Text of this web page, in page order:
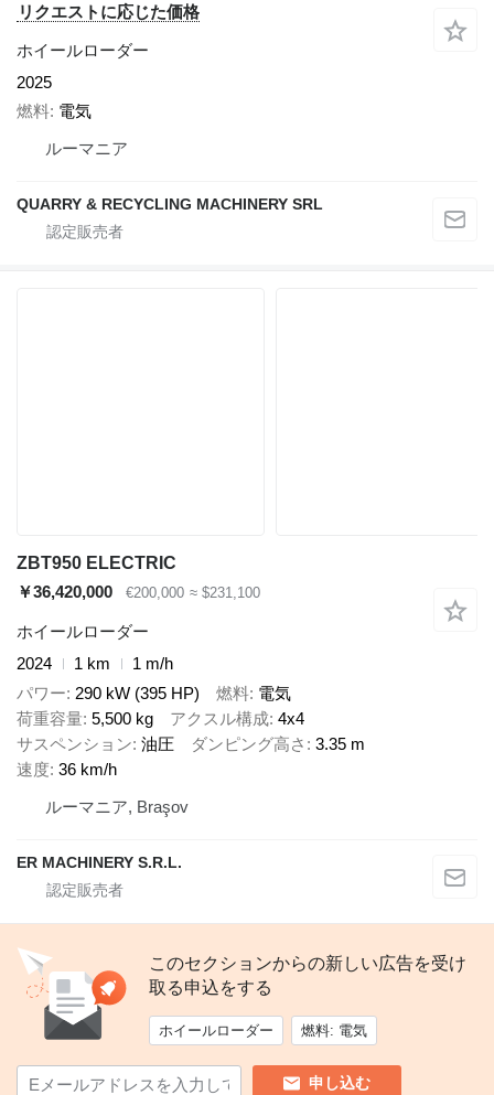
リクエストに応じた価格
ホイールローダー
2025
燃料 電気
ルーマニア
QUARRY & RECYCLING MACHINERY SRL
ZBT950 ELECTRIC
￥36,420,000
€200,000 ≈ $231,100
ホイールローダー
2024
1 km
1 m/h
パワー 290 kW (395 HP) 燃料 電気
荷重容量 5,500 kg アクスル構成 4x4
サスペンション 油圧 ダンピング高さ
3.35 m
速度 36 km/h
ルーマニア, Braşov
ER MACHINERY S.R.L.
このセクションからの新しい広告を受け
取る申込をする
ホイールローダー 燃料: 電気
申し込む